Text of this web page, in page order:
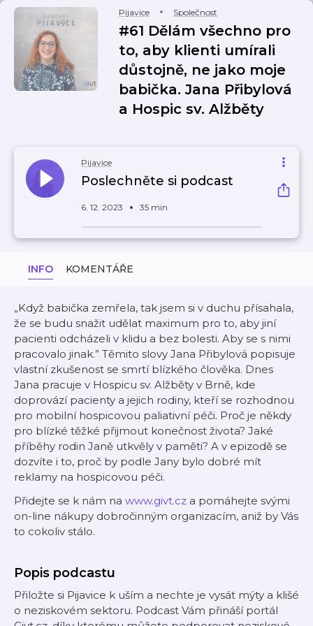
Pijavice Společnost
#61 Dělám všechno pro
to, aby klienti umírali
důstojně, ne jako moje
babička. Jana Přibylová
a Hospic sv. Alžběty
Pijavice
Poslechněte si podcast
6. 12. 2023 35 min
INFO KOMENTÁŘE
„Když babička zemřela, tak jsem si v duchu přísahala,
že se budu snažit udělat maximum pro to, aby jiní
pacienti odcházeli v klidu a bez bolesti. Aby se s nimi
pracovalo jinak.” Těmito slovy Jana Přibylová popisuje
vlastní zkušenost se smrtí blízkého člověka. Dnes
Jana pracuje v Hospicu sv. Alžběty v Brně, kde
doprovází pacienty a jejich rodiny, kteří se rozhodnou
pro mobilní hospicovou paliativní péči. Proč je někdy
pro blízké těžké přijmout konečnost života? Jaké
příběhy rodin Janě utkvěly v paměti? A v epizodě se
dozvíte i to, proč by podle Jany bylo dobré mít
reklamy na hospicovou péči.
Přidejte se k nám na www.givt.cz a pomáhejte svými
on-line nákupy dobročinným organizacím, aniž by Vás
to cokoliv stálo.
Popis podcastu
Přiložte si Pijavice k uším a nechte je vysát mýty a klišé
o neziskovém sektoru. Podcast Vám přináší portál